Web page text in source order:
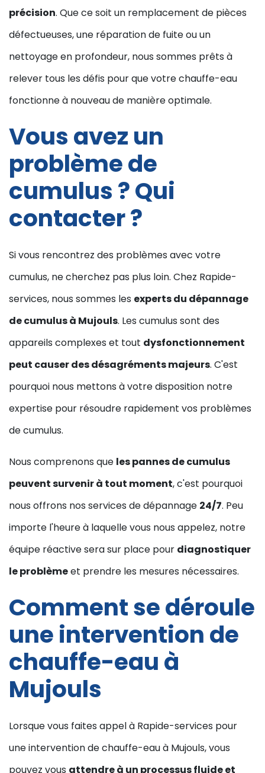
précision. Que ce soit un remplacement de pièces
défectueuses, une réparation de fuite ou un
nettoyage en profondeur, nous sommes prêts à
relever tous les défis pour que votre chauffe-eau
fonctionne à nouveau de manière optimale.
Vous avez un
problème de
cumulus ? Qui
contacter ?
Si vous rencontrez des problèmes avec votre
cumulus, ne cherchez pas plus loin. Chez Rapide-
services, nous sommes les experts du dépannage
de cumulus à Mujouls. Les cumulus sont des
appareils complexes et tout dysfonctionnement
peut causer des désagréments majeurs. C'est
pourquoi nous mettons à votre disposition notre
expertise pour résoudre rapidement vos problèmes
de cumulus.
Nous comprenons que les pannes de cumulus
peuvent survenir à tout moment, c'est pourquoi
nous offrons nos services de dépannage 24/7. Peu
importe l'heure à laquelle vous nous appelez, notre
équipe réactive sera sur place pour diagnostiquer
le problèmeet prendre les mesures nécessaires.
Comment se déroule
une intervention de
chauffe-eau à
Mujouls
Lorsque vous faites appel à Rapide-services pour
une intervention de chauffe-eau à Mujouls, vous
pouvez vous attendre à un processus fluide et